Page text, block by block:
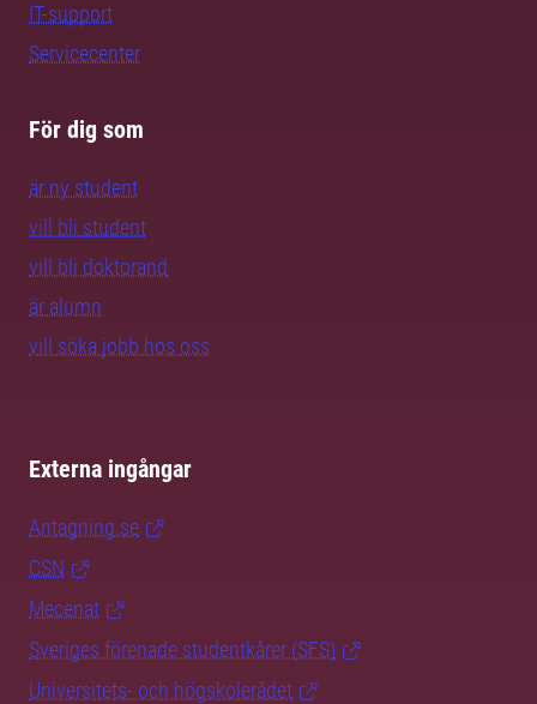
IT-support
Servicecenter
För dig som
är ny student
vill bli student
vill bli doktorand
är alumn
vill söka jobb hos oss
Externa ingångar
Antagning.se
CSN
Mecenat
Sveriges förenade studentkårer (SFS)
Universitets- och högskolerådet